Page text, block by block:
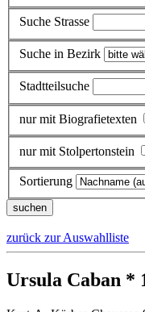
Suche Strasse
Suche in Bezirk
Stadtteilsuche
nur mit Biografietexten
nur mit Stolpertonstein
Sortierung
zurück zur Auswahlliste
Ursula Caban *